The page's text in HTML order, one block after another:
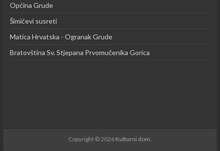
Općina Grude
Šimićevi susreti
Matica Hrvatska - Ogranak Grude
Bratovština Sv. Stjepana Prvomučenika Gorica
Copyright © 2026 Kulturni dom.